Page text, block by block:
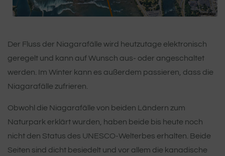
Der Fluss der Niagarafälle wird heutzutage elektronisch
geregelt und kann auf Wunsch aus- oder angeschaltet
werden. Im Winter kann es außerdem passieren, dass die
Niagarafälle zufrieren.
Obwohl die Niagarafälle von beiden Ländern zum
Naturpark erklärt wurden, haben beide bis heute noch
nicht den Status des UNESCO-Welterbes erhalten. Beide
Seiten sind dicht besiedelt und vor allem die kanadische